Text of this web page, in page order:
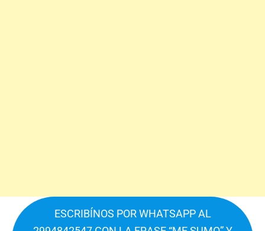
ESCRIBÍNOS POR WHATSAPP AL